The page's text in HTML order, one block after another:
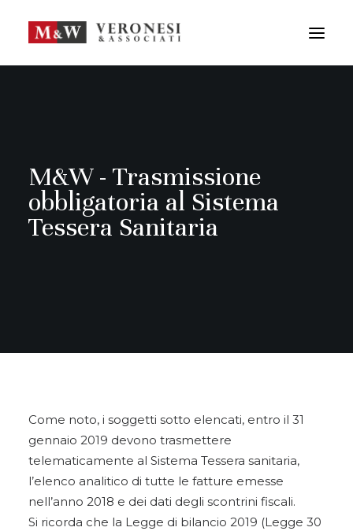
M&W STUDIO
SERVIZI
TEAM
DICONO DI NOI
CONTATTI
M&W - Trasmissione
obbligatoria al Sistema
Tessera Sanitaria
Come noto, i soggetti sotto elencati, entro il 31
gennaio 2019 devono trasmettere
telematicamente al Sistema Tessera sanitaria,
l’elenco analitico di tutte le fatture emesse
nell’anno 2018 e dei dati degli scontrini fiscali.
Si ricorda che la Legge di bilancio 2019 (Legge 30